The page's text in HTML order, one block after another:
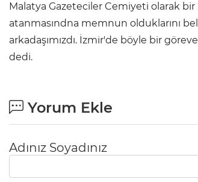
Malatya Gazeteciler Cemiyeti olarak
atanmasındna memnun olduklarını
arkadaşımızdı. İzmir'de böyle bir
dedi.
Yorum Ekle
Adınız Soyadınız